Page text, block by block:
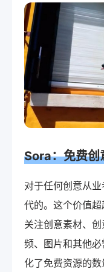
Sora：免费创
对于任何创意从
代的。这个价值
关注创意素材、
频、图片和其他
化了免费资源的